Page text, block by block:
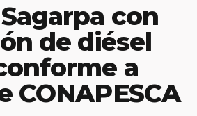
con
de diésel
a
CONAPESCA